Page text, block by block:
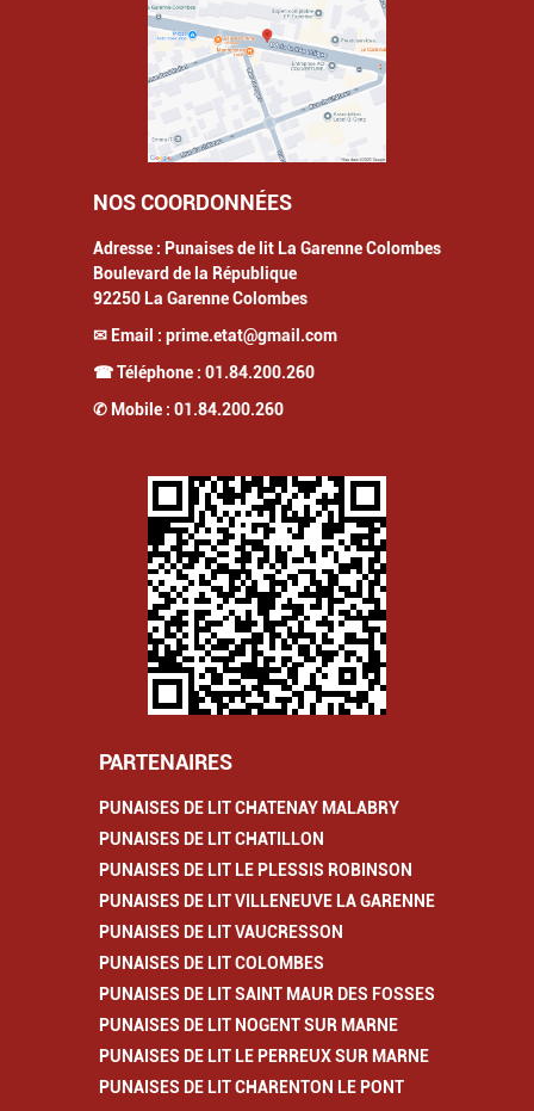
NOS COORDONNÉES
Adresse : Punaises de lit La Garenne Colombes
Boulevard de la République
92250 La Garenne Colombes
✉ Email : prime.etat@gmail.com
☎ Téléphone : 01.84.200.260
✆ Mobile : 01.84.200.260
PARTENAIRES
PUNAISES DE LIT CHATENAY MALABRY
PUNAISES DE LIT CHATILLON
PUNAISES DE LIT LE PLESSIS ROBINSON
PUNAISES DE LIT VILLENEUVE LA GARENNE
PUNAISES DE LIT VAUCRESSON
PUNAISES DE LIT COLOMBES
PUNAISES DE LIT SAINT MAUR DES FOSSES
PUNAISES DE LIT NOGENT SUR MARNE
PUNAISES DE LIT LE PERREUX SUR MARNE
PUNAISES DE LIT CHARENTON LE PONT